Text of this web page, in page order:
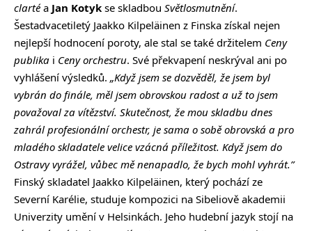
clartéa Jan Kotyk se skladbou Světlosmutnění.
Šestadvacetiletý Jaakko Kilpeläinen z Finska získal nejen
nejlepší hodnocení poroty, ale stal se také držitelem Ceny
publika i Ceny orchestru. Své překvapení neskrýval ani po
vyhlášení výsledků. „Když jsem se dozvěděl, že jsem byl
vybrán do finále, měl jsem obrovskou radost a už to jsem
považoval za vítězství. Skutečnost, že mou skladbu dnes
zahrál profesionální orchestr, je sama o sobě obrovská a pro
mladého skladatele velice vzácná příležitost. Když jsem do
Ostravy vyrážel, vůbec mě nenapadlo, že bych mohl vyhrát.”
Finský skladatel Jaakko Kilpeläinen, který pochází ze
Severní Karélie, studuje kompozici na Sibeliově akademii
Univerzity umění v Helsinkách. Jeho hudební jazyk stojí na